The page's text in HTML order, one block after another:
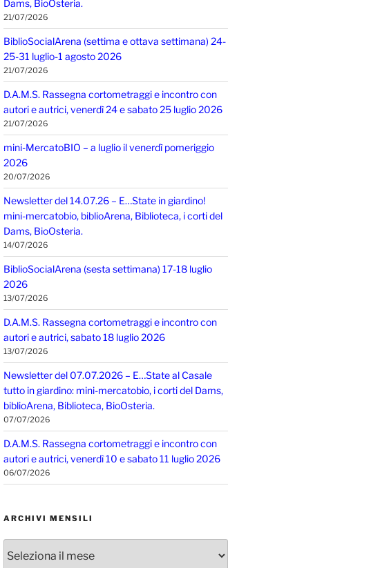
Dams, BioOsteria.
21/07/2026
BiblioSocialArena (settima e ottava settimana) 24-
25-31 luglio-1 agosto 2026
21/07/2026
D.A.M.S. Rassegna cortometraggi e incontro con
autori e autrici, venerdì 24 e sabato 25 luglio 2026
21/07/2026
mini-MercatoBIO – a luglio il venerdì pomeriggio
2026
20/07/2026
Newsletter del 14.07.26 – E…State in giardino!
mini-mercatobio, biblioArena, Biblioteca, i corti del
Dams, BioOsteria.
14/07/2026
BiblioSocialArena (sesta settimana) 17-18 luglio
2026
13/07/2026
D.A.M.S. Rassegna cortometraggi e incontro con
autori e autrici, sabato 18 luglio 2026
13/07/2026
Newsletter del 07.07.2026 – E…State al Casale
tutto in giardino: mini-mercatobio, i corti del Dams,
biblioArena, Biblioteca, BioOsteria.
07/07/2026
D.A.M.S. Rassegna cortometraggi e incontro con
autori e autrici, venerdì 10 e sabato 11 luglio 2026
06/07/2026
ARCHIVI MENSILI
mensili